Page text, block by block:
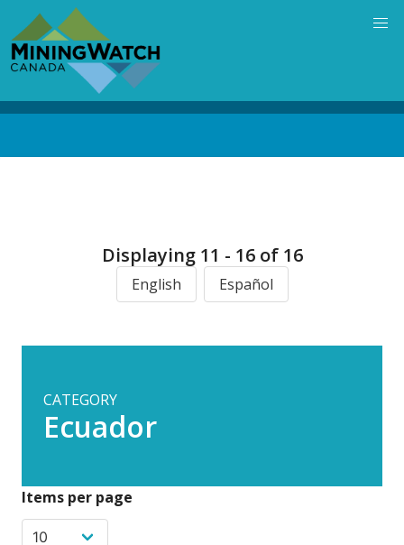
main
content
Displaying 11 - 16 of 16
English Español
CATEGORY
Ecuador
Items per page